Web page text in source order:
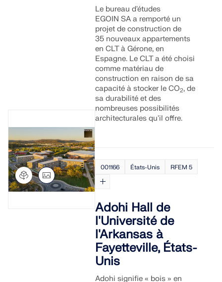
Le bureau d'études
EGOIN SA a remporté un
projet de construction de
35 nouveaux appartements
en CLT à Gérone, en
Espagne. Le CLT a été choisi
comme matériau de
construction en raison de sa
capacité à stocker le CO2, de
sa durabilité et des
nombreuses possibilités
architecturales qu'il offre.
001166 États-Unis RFEM 5
Adohi Hall de
l'Université de
l'Arkansas à
Fayetteville, États-
Unis
Adohi signifie « bois » en